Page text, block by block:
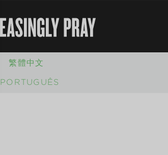
繁體中文
PORTUGUÊS